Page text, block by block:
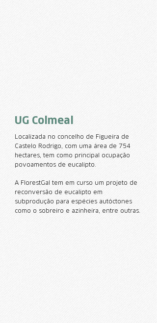
UG Colmeal
Localizada no concelho de Figueira de
Castelo Rodrigo, com uma área de 754
hectares, tem como principal ocupação
povoamentos de eucalipto.
A FlorestGal tem em curso um projeto de
reconversão de eucalipto em
subprodução para espécies autóctones
como o sobreiro e azinheira, entre outras.